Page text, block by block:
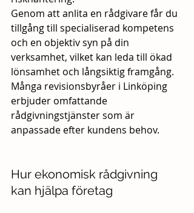
Genom att anlita en rådgivare får du
tillgång till specialiserad kompetens
och en objektiv syn på din
verksamhet, vilket kan leda till ökad
lönsamhet och långsiktig framgång.
Många revisionsbyråer i Linköping
erbjuder omfattande
rådgivningstjänster som är
anpassade efter kundens behov.
Hur ekonomisk rådgivning
kan hjälpa företag